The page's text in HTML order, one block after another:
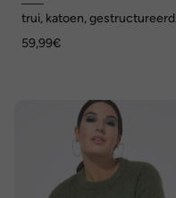
trui, katoen, gestructureerd
59,99€